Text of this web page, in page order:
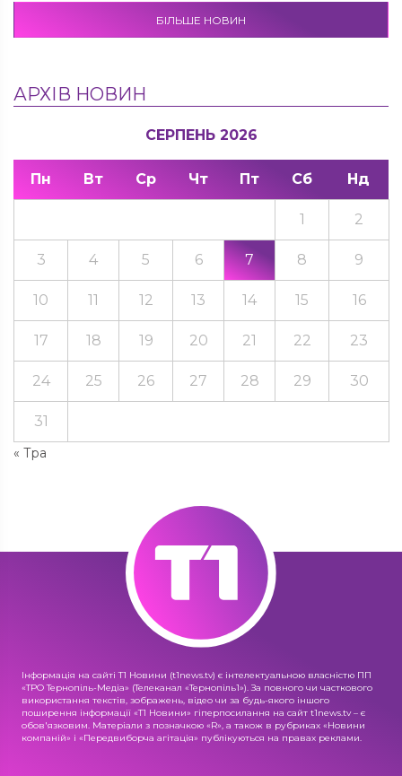
БІЛЬШЕ НОВИН
АРХІВ НОВИН
СЕРПЕНЬ 2026
Пн Вт Ср Чт Пт Сб Нд
« Тра
1 2
3 4 5 6 7 8 9
10 11 12 13 14 15 16
17 18 19 20 21 22 23
24 25 26 27 28 29 30
31
Інформація на сайті Т1 Новини (t1news.tv) є інтелектуальною власністю ПП
«ТРО Тернопіль-Медіа» (Телеканал «Тернопіль1»). За повного чи часткового
використання текстів, зображень, відео чи за будь-якого іншого
поширення інформації «Т1 Новини» гіперпосилання на сайт t1news.tv – є
обов'язковим. Матеріали з позначкою «R», а також в рубриках «Новини
компаній» і «Передвиборча агітація» публікуються на правах реклами.